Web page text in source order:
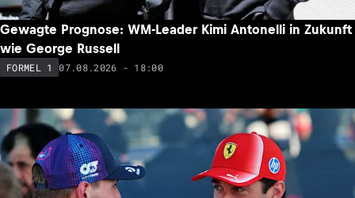
Gewagte Prognose: WM-Leader Kimi Antonelli in Zukunft
wie George Russell
FORMEL 1 07.08.2026 - 18:00